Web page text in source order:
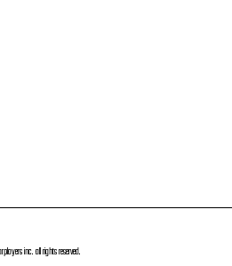
inc. all rights reserved.